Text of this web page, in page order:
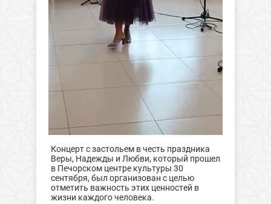
Концерт с застольем в честь праздника
Веры, Надежды и Любви, который прошел
в Печорском центре культуры 30
сентября, был организован с целью
отметить важность этих ценностей в
жизни каждого человека.